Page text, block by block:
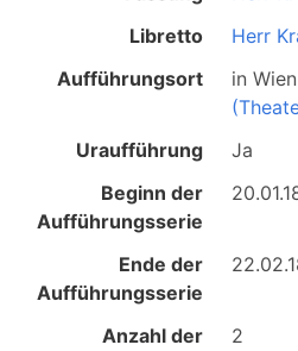
Libretto
Herr
Aufführungsort
in Wien
Uraufführung
Ja
Beginn der
Aufführungsserie
Ende der
Aufführungsserie
Anzahl der
2